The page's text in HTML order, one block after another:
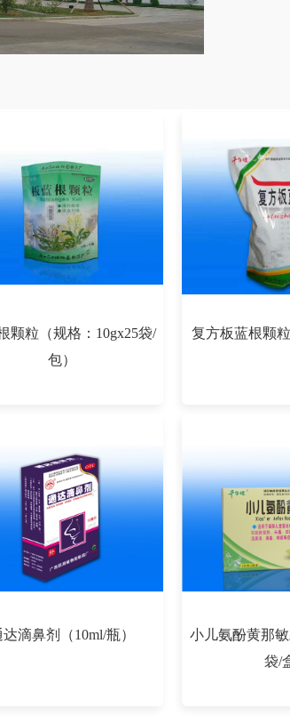
颗粒（规格：10gx25袋/
包）
复方板蓝根颗
达滴鼻剂（10ml/瓶）
小儿氨酚黄那
袋/